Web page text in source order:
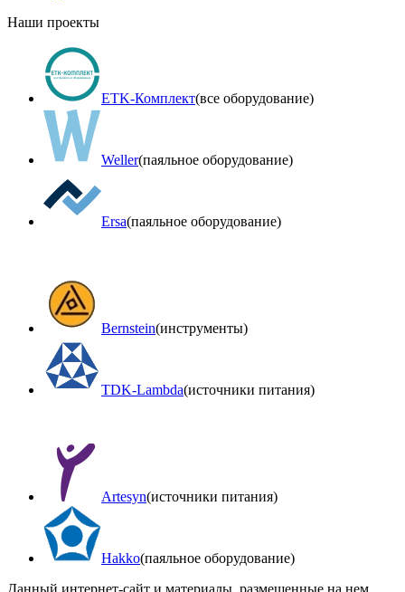
Наши проекты
ETK-Комплект(все оборудование)
Weller(паяльное оборудование)
Ersa(паяльное оборудование)
Bernstein(инструменты)
TDK-Lambda(источники питания)
Artesyn(источники питания)
Hakko(паяльное оборудование)
Данный интернет-сайт и материалы, размещенные на нем,